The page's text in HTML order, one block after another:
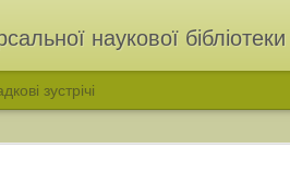
наукової бібліотеки
зустрічі